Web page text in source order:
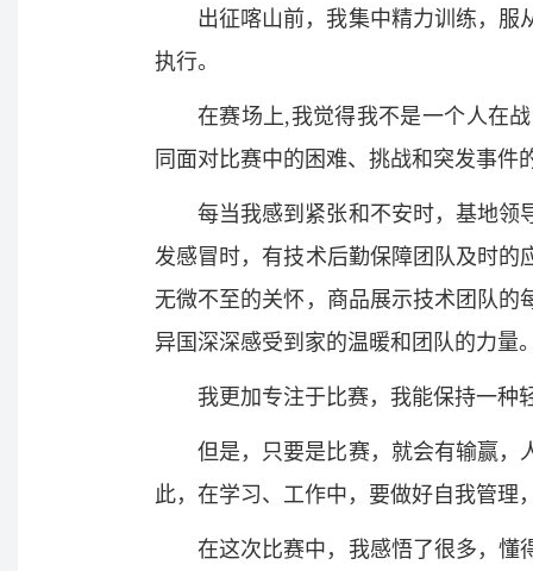
出征喀山前，我集中精力训练，服
执行。
在赛场上,我觉得我不是一个人在
同面对比赛中的困难、挑战和突发事件
每当我感到紧张和不安时，基地领
发感冒时，有技术后勤保障团队及时的
无微不至的关怀，商品展示技术团队
异国深深感受到家的温暖和团队的力量
我更加专注于比赛，我能保持一种
但是，只要是比赛，就会有输赢，
此，在学习、工作中，要做好自我管理
在这次比赛中，我感悟了很多，懂